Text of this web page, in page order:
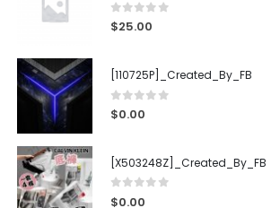
0out of 5
$25.00
[110725P]_Created_By_FB
0out of 5
$0.00
[X503248Z]_Created_By_FB
0 out of 5
$0.00